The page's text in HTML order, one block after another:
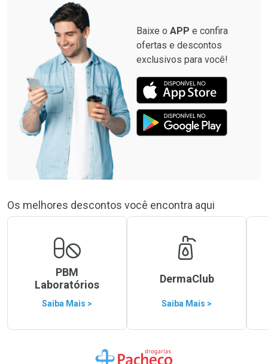
Baixe o APP e confira
ofertas e descontos
exclusivos para você!
Os melhores descontos você encontra aqui
PBM
Laboratórios
Saiba Mais >
DermaClub
Saiba Mais >
Ir para a Home